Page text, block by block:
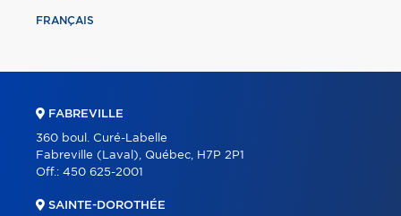
FRANÇAIS
FABREVILLE
360 boul. Curé-Labelle
Fabreville (Laval), Québec, H7P 2P1
Off.: 450 625-2001
SAINTE-DOROTHÉE